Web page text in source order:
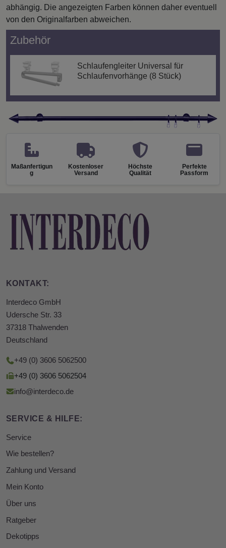
abhängig. Die angezeigten Farben können daher eventuell
von den Originalfarben abweichen.
Zubehör
Schlaufengleiter Universal für
Schlaufenvorhänge (8 Stück)
Maßanfertigun
g
Kostenloser
Versand
Höchste
Qualität
Perfekte
Passform
KONTAKT:
Interdeco GmbH
Udersche Str. 33
37318 Thalwenden
Deutschland
+49 (0) 3606 5062500
+49 (0) 3606 5062504
info@interdeco.de
SERVICE & HILFE:
Service
Wie bestellen?
Zahlung und Versand
Mein Konto
Über uns
Ratgeber
Dekotipps